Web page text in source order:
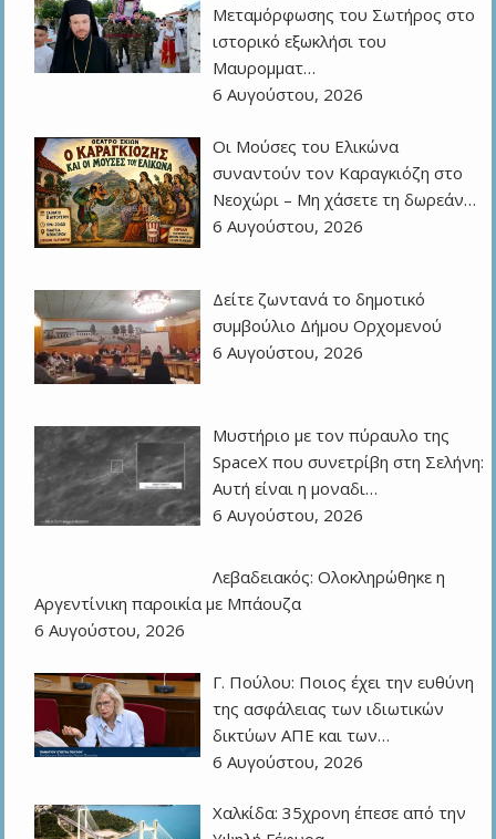
Μεταμόρφωσης του Σωτήρος στο
ιστορικό εξωκλήσι του
Μαυρομματ…
6 Αυγούστου, 2026
Οι Μούσες του Ελικώνα
συναντούν τον Καραγκιόζη στο
Νεοχώρι – Μη χάσετε τη δωρεάν…
6 Αυγούστου, 2026
Δείτε ζωντανά το δημοτικό
συμβούλιο Δήμου Ορχομενού
6 Αυγούστου, 2026
Μυστήριο με τον πύραυλο της
SpaceX που συνετρίβη στη Σελήνη:
Αυτή είναι η μοναδι…
6 Αυγούστου, 2026
Λεβαδειακός: Ολοκληρώθηκε η
Αργεντίνικη παροικία με Μπάουζα
6 Αυγούστου, 2026
Γ. Πούλου: Ποιος έχει την ευθύνη
της ασφάλειας των ιδιωτικών
δικτύων ΑΠΕ και των…
6 Αυγούστου, 2026
Χαλκίδα: 35χρονη έπεσε από την